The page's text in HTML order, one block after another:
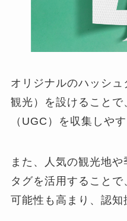
オリジナルのハッシ
観光）を設けることで
（UGC）を収集しや
また、人気の観光地
タグを活用すること
可能性も高まり、認知